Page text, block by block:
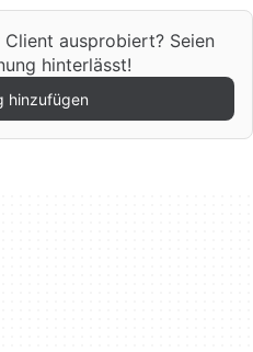
ausprobiert? Seien
hinterlässt!
hinzufügen